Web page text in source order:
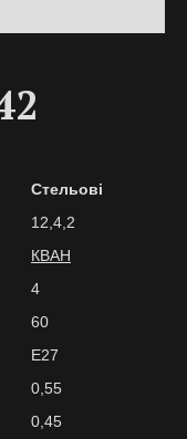
Стельові
12,4,2
КВАН
4
60
E27
0,55
0,45